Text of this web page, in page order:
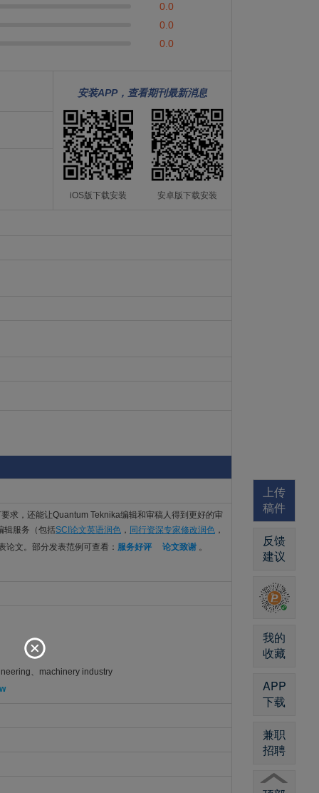
0.0
0.0
0.0
安装APP，查看期刊最新消息
iOS版下载安装 安卓版下载安装
求，还能让Quantum Teknika编辑和审稿人得到更好的审
辑服务（包括SCI论文英语润色 ， 同行资深专家修改润色 ，
文。部分发表范例可查看： 服务好评 论文致谢 。
、machinery industry
上传
稿件
反馈
建议
我的
收藏
APP
下载
兼职
招聘